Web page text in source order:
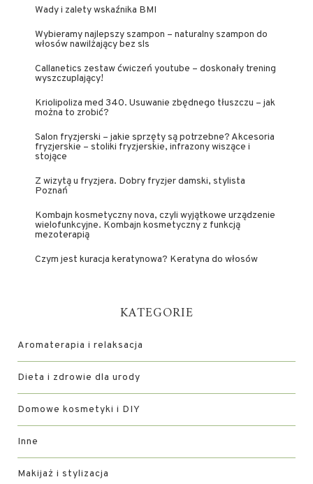
Wady i zalety wskaźnika BMI
Wybieramy najlepszy szampon – naturalny szampon do
włosów nawilżający bez sls
Callanetics zestaw ćwiczeń youtube – doskonały trening
wyszczuplający!
Kriolipoliza med 340. Usuwanie zbędnego tłuszczu – jak
można to zrobić?
Salon fryzjerski – jakie sprzęty są potrzebne? Akcesoria
fryzjerskie – stoliki fryzjerskie, infrazony wiszące i
stojące
Z wizytą u fryzjera. Dobry fryzjer damski, stylista
Poznań
Kombajn kosmetyczny nova, czyli wyjątkowe urządzenie
wielofunkcyjne. Kombajn kosmetyczny z funkcją
mezoterapią
Czym jest kuracja keratynowa? Keratyna do włosów
KATEGORIE
Aromaterapia i relaksacja
Dieta i zdrowie dla urody
Domowe kosmetyki i DIY
Inne
Makijaż i stylizacja